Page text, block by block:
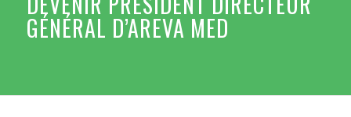
GÉNÉRAL D’AREVA MED